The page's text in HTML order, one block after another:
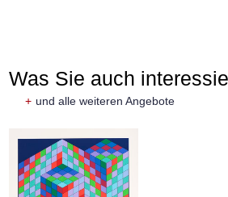
Was Sie auch
+ und alle weiteren Angebote